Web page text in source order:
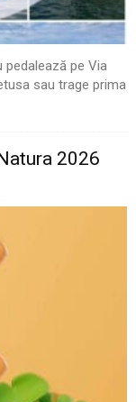
pedalează pe Via
sau trage prima
2026